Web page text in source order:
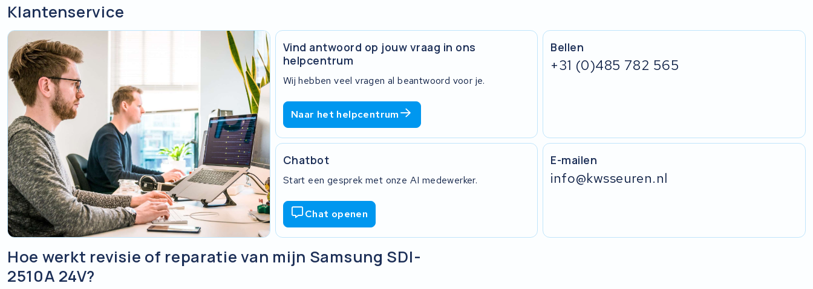
Klantenservice
Vind antwoord op jouw vraag in ons
helpcentrum
Wij hebben veel vragen al beantwoord voor je.
Naar het helpcentrum
Bellen
+31 (0)485 782 565
E-mailen
info@kwsseuren.nl
Chatbot
Start een gesprek met onze AI medewerker.
Chat openen
Hoe werkt revisie of reparatie van mijn Samsung SDI-
2510A 24V?